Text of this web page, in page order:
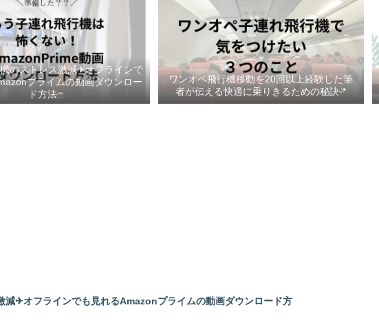
のストレス激減✈︎オフラインで
プライムの動画ダウンロー
ド方法ෆ ‬
ワンオペ飛行機移動を20回以上経験した筆
者が伝える快適に乗りきるための秘訣ᵕ̈*
減✈︎オフラインでも見れるAmazonプライムの動画ダウンロード方